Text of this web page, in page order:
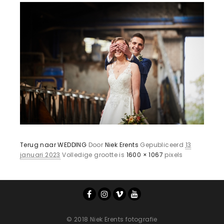
Terug naar WEDDING Door Niek Erents Gepubliceerd 13
januari 2023 Volledige grootte is 1600 × 1067 pixels
© 2018 Niek Erents fotografie